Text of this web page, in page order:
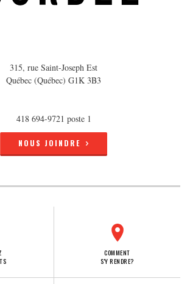
315, rue Saint-Joseph Est
Québec (Québec) G1K 3B3
418 694-9721 poste 1
NOUS JOINDRE
COMMENT
S'Y RENDRE?